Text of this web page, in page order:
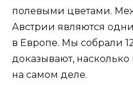
полевыми цветами.
Австрии являются
в Европе. Мы собрали
доказывают,
на самом деле.